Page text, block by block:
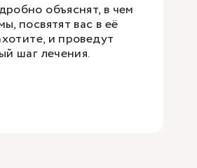
объяснят, в чем
посвятят вас в её
и проведут
шаг лечения.